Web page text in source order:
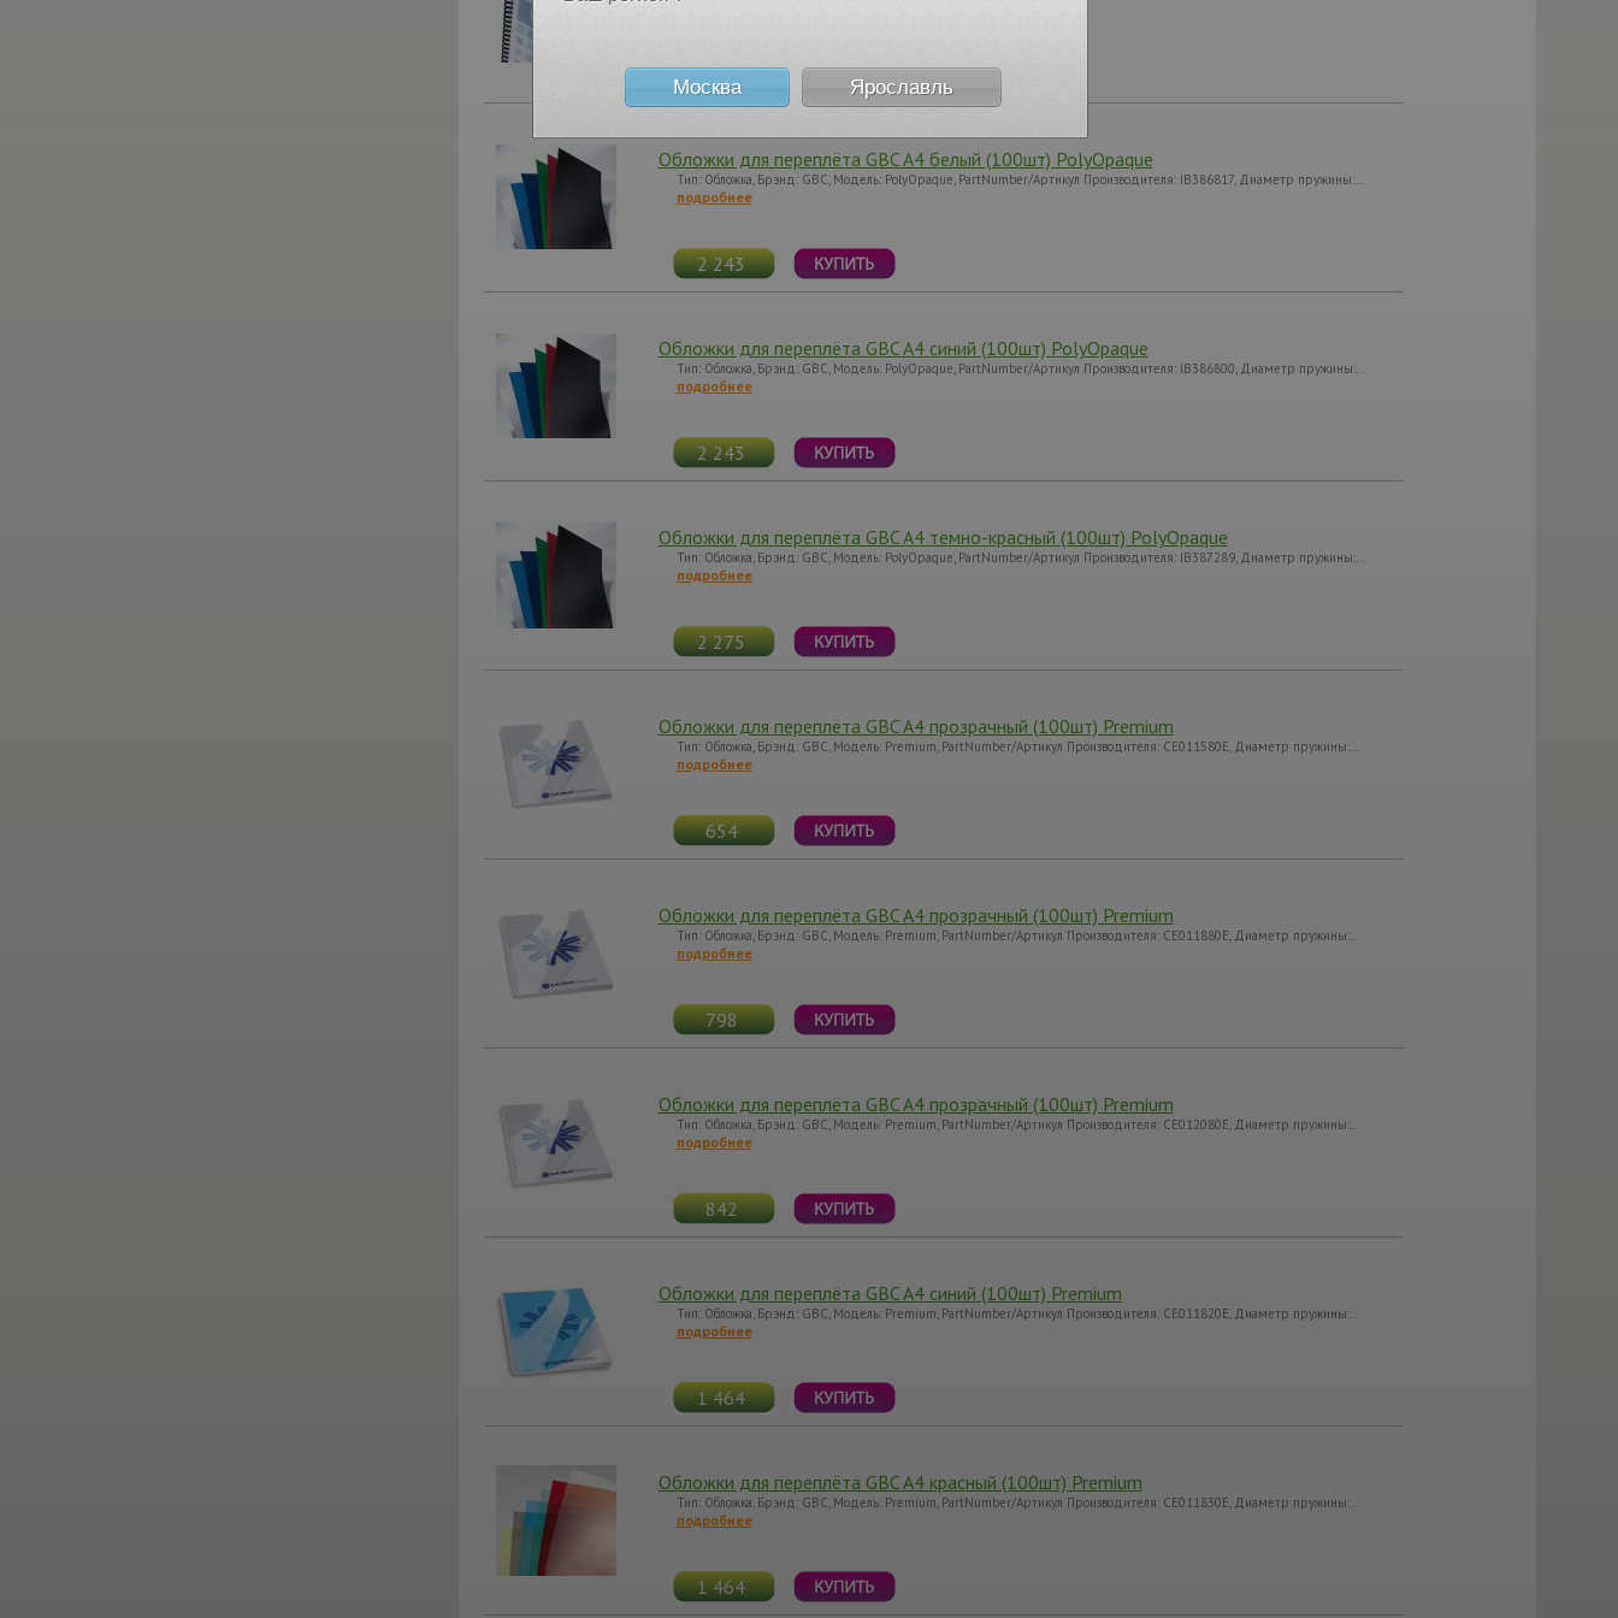
подробнее
2 476
Обложки для переплёта GBC A4 белый (100шт) PolyOpaque
Тип: Обложка, Брэнд: GBC, Модель: PolyOpaque, PartNumber/Артикул Производителя: IB386817, Диаметр пружины:…
подробнее
2 243
Обложки для переплёта GBC A4 синий (100шт) PolyOpaque
Тип: Обложка, Брэнд: GBC, Модель: PolyOpaque, PartNumber/Артикул Производителя: IB386800, Диаметр пружины:…
подробнее
2 243
Обложки для переплёта GBC A4 темно-красный (100шт) PolyOpaque
Тип: Обложка, Брэнд: GBC, Модель: PolyOpaque, PartNumber/Артикул Производителя: IB387289, Диаметр пружины:…
подробнее
2 275
Обложки для переплёта GBC A4 прозрачный (100шт) Premium
Тип: Обложка, Брэнд: GBC, Модель: Premium, PartNumber/Артикул Производителя: CE011580E, Диаметр пружины:…
подробнее
654
Обложки для переплёта GBC A4 прозрачный (100шт) Premium
Тип: Обложка, Брэнд: GBC, Модель: Premium, PartNumber/Артикул Производителя: CE011880E, Диаметр пружины:…
подробнее
798
Обложки для переплёта GBC A4 прозрачный (100шт) Premium
Тип: Обложка, Брэнд: GBC, Модель: Premium, PartNumber/Артикул Производителя: CE012080E, Диаметр пружины:…
подробнее
842
Обложки для переплёта GBC A4 синий (100шт) Premium
Тип: Обложка, Брэнд: GBC, Модель: Premium, PartNumber/Артикул Производителя: CE011820E, Диаметр пружины:…
подробнее
1 464
Обложки для переплёта GBC A4 красный (100шт) Premium
Тип: Обложка, Брэнд: GBC, Модель: Premium, PartNumber/Артикул Производителя: CE011830E, Диаметр пружины:…
подробнее
1 464
Москва Ярославль